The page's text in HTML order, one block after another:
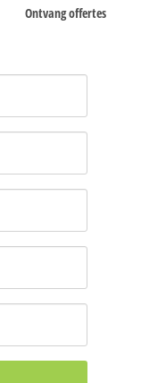
Ontvang offertes